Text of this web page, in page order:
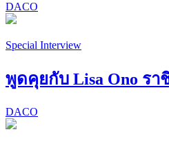
DACO
Special Interview
พูดคุยกับ Lisa Ono รา
DACO